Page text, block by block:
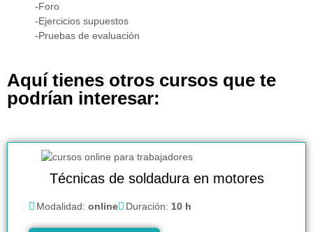
-Foro
-Ejercicios supuestos
-Pruebas de evaluación
Aquí tienes otros cursos que te
podrían interesar:
Técnicas de soldadura en motores
Modalidad: online Duración: 10 h